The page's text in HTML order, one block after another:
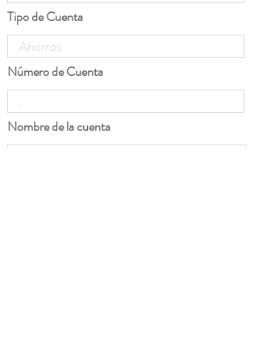
Tipo de Cuenta
Número de Cuenta
Nombre de la cuenta